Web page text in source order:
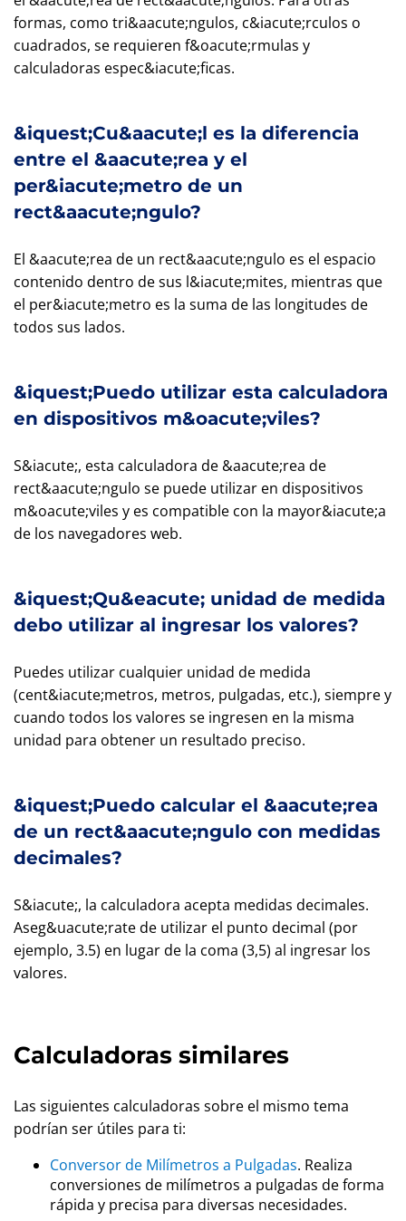
formas, como tri&aacute;ngulos, c&iacute;rculos o
cuadrados, se requieren f&oacute;rmulas y
calculadoras espec&iacute;ficas.
&iquest;Cu&aacute;l es la diferencia
entre el &aacute;rea y el
per&iacute;metro de un
rect&aacute;ngulo?
El &aacute;rea de un rect&aacute;ngulo es el espacio
contenido dentro de sus l&iacute;mites, mientras que
el per&iacute;metro es la suma de las longitudes de
todos sus lados.
&iquest;Puedo utilizar esta calculadora
en dispositivos m&oacute;viles?
S&iacute;, esta calculadora de &aacute;rea de
rect&aacute;ngulo se puede utilizar en dispositivos
m&oacute;viles y es compatible con la mayor&iacute;a
de los navegadores web.
&iquest;Qu&eacute; unidad de medida
debo utilizar al ingresar los valores?
Puedes utilizar cualquier unidad de medida
(cent&iacute;metros, metros, pulgadas, etc.), siempre y
cuando todos los valores se ingresen en la misma
unidad para obtener un resultado preciso.
&iquest;Puedo calcular el &aacute;rea
de un rect&aacute;ngulo con medidas
decimales?
S&iacute;, la calculadora acepta medidas decimales.
Aseg&uacute;rate de utilizar el punto decimal (por
ejemplo, 3.5) en lugar de la coma (3,5) al ingresar los
valores.
Calculadoras similares
Las siguientes calculadoras sobre el mismo tema
podrían ser útiles para ti:
Conversor de Milímetros a Pulgadas. Realiza
conversiones de milímetros a pulgadas de forma
rápida y precisa para diversas necesidades.